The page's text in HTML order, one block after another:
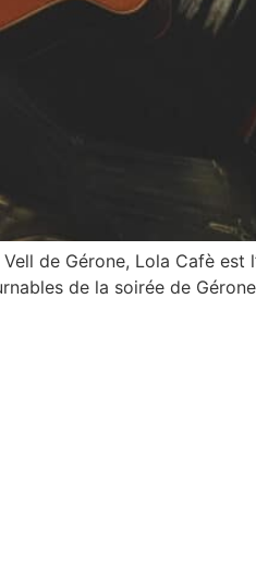
de Gérone, Lola Cafè
de la soirée de